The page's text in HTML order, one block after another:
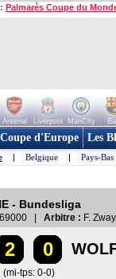
Palmarès Coupe du
Arsenal Liverpool ManCity
Coupe d'Europe Les
| Belgique | Pays-Bas
- Bundesliga
69000 | Arbitre : F.
2 0
(mi-tps: 0-0)